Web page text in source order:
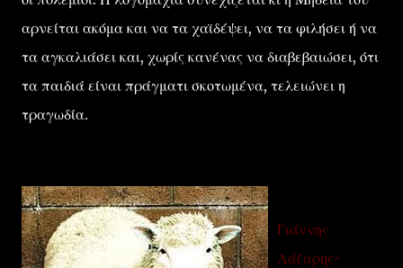
αρνείται ακόμα και να τα χαϊδέψει, να τα φιλήσει ή να
τα αγκαλιάσει και, χωρίς κανένας να διαβεβαιώσει, ότι
τα παιδιά είναι πράγματι σκοτωμένα, τελειώνει η
τραγωδία.
Γιάννης
Λάζαρης-